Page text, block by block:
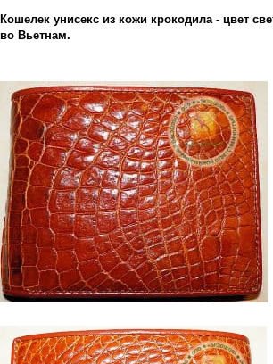
Кошелек унисекс из кожи крокодила - цвет
во Вьетнам.